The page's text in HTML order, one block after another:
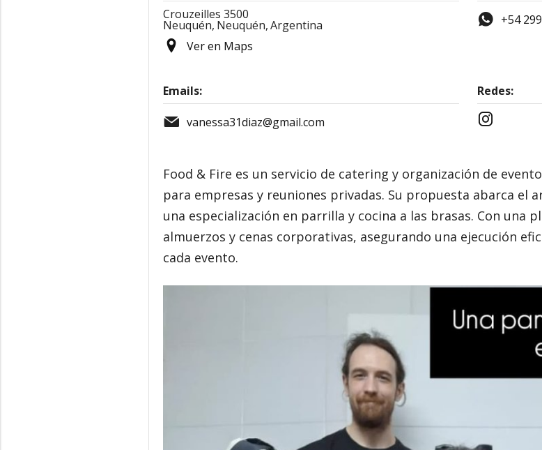
Crouzeilles 3500
Neuquén, Neuquén,Argentina
Ver en Maps
+54
Emails:
vanessa31diaz@gmail.com
Redes:
Food & Fire es un servicio de catering y organización de
para empresas y reuniones privadas. Su propuesta abarca el
una especialización en parrilla y cocina a las brasas. Con una
almuerzos y cenas corporativas, asegurando una ejecución
cada evento.